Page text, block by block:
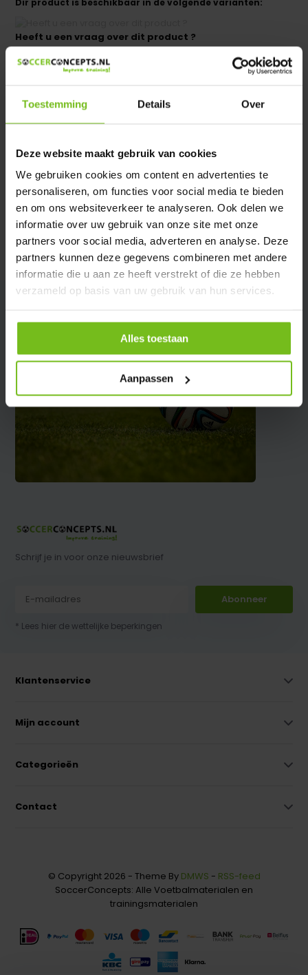
Toestemming Details Over
Deze website maakt gebruik van cookies
We gebruiken cookies om content en advertenties te
personaliseren, om functies voor social media te bieden
en om ons websiteverkeer te analyseren. Ook delen we
informatie over uw gebruik van onze site met onze
partners voor social media, adverteren en analyse. Deze
partners kunnen deze gegevens combineren met andere
informatie die u aan ze heeft verstrekt of die ze hebben
verzameld op basis van uw gebruik van hun services.
Alles toestaan
Aanpassen
Dir product is beschikbaar in de volgende varianten:
Heeft u een vraag over dit product ?
We helpen u graag met meer informatie
Productomschrijving
Specificaties
Reviews
Delen
Schrijf je in voor onze nieuwsbrief
Abonneer
* Lees hier de wettelijke beperkingen
Klantenservice
Mijn account
Categorieën
Contact
© Copyright 2026 - Theme By DMWS - RSS-feed
SoccerConcepts: Alle Voetbalmaterialen en
trainingsmaterialen